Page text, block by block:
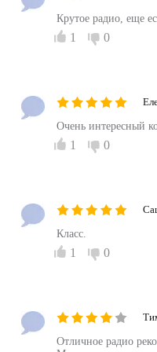
Крутое радио, еще
1 0
Очень интересный
1 0
Класс.
1 0
Отличное радио